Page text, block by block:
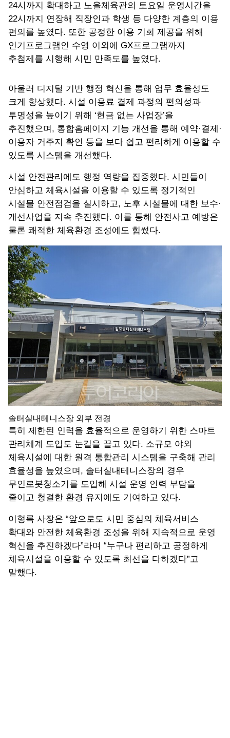
24시까지 확대하고 노을체육관의 토요일 운영시간을
22시까지 연장해 직장인과 학생 등 다양한 계층의 이용
편의를 높였다. 또한 공정한 이용 기회 제공을 위해
인기프로그램인 수영 이외에 GX프로그램까지
추첨제를 시행해 시민 만족도를 높였다.
아울러 디지털 기반 행정 혁신을 통해 업무 효율성도
크게 향상했다. 시설 이용료 결제 과정의 편의성과
투명성을 높이기 위해 ‘현금 없는 사업장’을
추진했으며, 통합홈페이지 기능 개선을 통해 예약·결제·
이용자 거주지 확인 등을 보다 쉽고 편리하게 이용할 수
있도록 시스템을 개선했다.
시설 안전관리에도 행정 역량을 집중했다. 시민들이
안심하고 체육시설을 이용할 수 있도록 정기적인
시설물 안전점검을 실시하고, 노후 시설물에 대한 보수·
개선사업을 지속 추진했다. 이를 통해 안전사고 예방은
물론 쾌적한 체육환경 조성에도 힘썼다.
솔터실내테니스장 외부 전경
특히 제한된 인력을 효율적으로 운영하기 위한 스마트
관리체계 도입도 눈길을 끌고 있다. 소규모 야외
체육시설에 대한 원격 통합관리 시스템을 구축해 관리
효율성을 높였으며, 솔터실내테니스장의 경우
무인로봇청소기를 도입해 시설 운영 인력 부담을
줄이고 청결한 환경 유지에도 기여하고 있다.
이형록 사장은 “앞으로도 시민 중심의 체육서비스
확대와 안전한 체육환경 조성을 위해 지속적으로 운영
혁신을 추진하겠다”라며 “누구나 편리하고 공정하게
체육시설을 이용할 수 있도록 최선을 다하겠다”고
말했다.